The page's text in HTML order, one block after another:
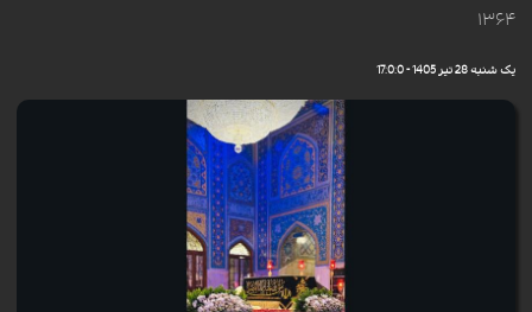
۱۳۶۴
یک شنبه 28 تیر 1405 - 17:0:0